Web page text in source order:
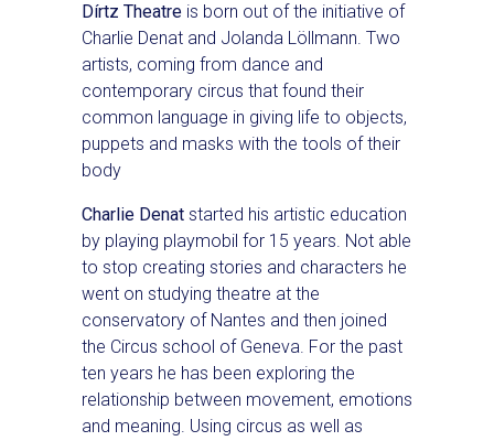
Dírtz Theatre is born out of the initiative of
Charlie Denat and Jolanda Löllmann. Two
artists, coming from dance and
contemporary circus that found their
common language in giving life to objects,
puppets and masks with the tools of their
body
Charlie Denat started his artistic education
by playing playmobil for 15 years. Not able
to stop creating stories and characters he
went on studying theatre at the
conservatory of Nantes and then joined
the Circus school of Geneva. For the past
ten years he has been exploring the
relationship between movement, emotions
and meaning. Using circus as well as